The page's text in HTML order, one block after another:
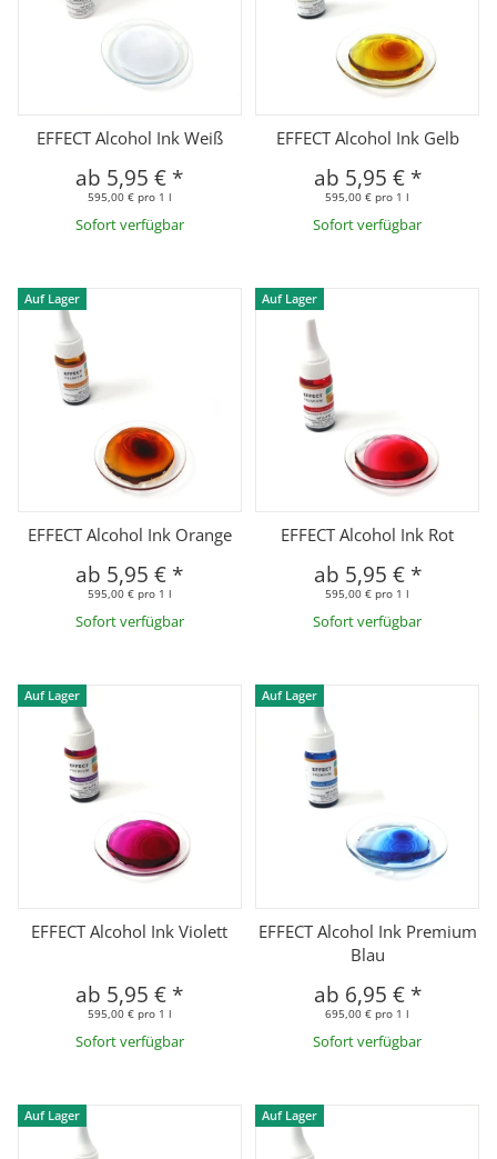
EFFECT Alcohol Ink Weiß
ab 5,95 € *
595,00 € pro 1 l
Sofort verfügbar
EFFECT Alcohol Ink Gelb
ab 5,95 € *
595,00 € pro 1 l
Sofort verfügbar
Auf Lager
EFFECT Alcohol Ink Orange
ab 5,95 € *
595,00 € pro 1 l
Sofort verfügbar
Auf Lager
EFFECT Alcohol Ink Rot
ab 5,95 € *
595,00 € pro 1 l
Sofort verfügbar
Auf Lager
EFFECT Alcohol Ink Violett
ab 5,95 € *
595,00 € pro 1 l
Sofort verfügbar
Auf Lager
EFFECT Alcohol Ink Premium
Blau
ab 6,95 € *
695,00 € pro 1 l
Sofort verfügbar
Auf Lager Auf Lager